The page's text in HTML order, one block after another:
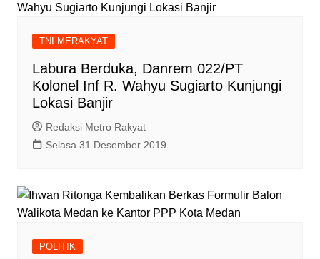
TNI MERAKYAT
Labura Berduka, Danrem 022/PT
Kolonel Inf R. Wahyu Sugiarto Kunjungi
Lokasi Banjir
Redaksi Metro Rakyat
Selasa 31 Desember 2019
POLITIK